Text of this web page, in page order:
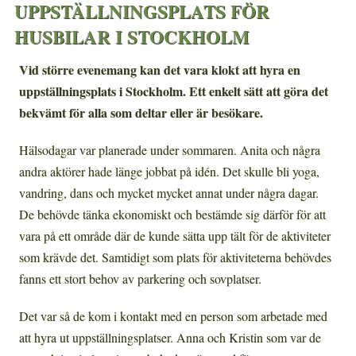
UPPSTÄLLNINGSPLATS FÖR
HUSBILAR I STOCKHOLM
Vid större evenemang kan det vara klokt att hyra en
uppställningsplats i Stockholm. Ett enkelt sätt att göra det
bekvämt för alla som deltar eller är besökare.
Hälsodagar var planerade under sommaren. Anita och några
andra aktörer hade länge jobbat på idén. Det skulle bli yoga,
vandring, dans och mycket mycket annat under några dagar.
De behövde tänka ekonomiskt och bestämde sig därför för att
vara på ett område där de kunde sätta upp tält för de aktiviteter
som krävde det. Samtidigt som plats för aktiviteterna behövdes
fanns ett stort behov av parkering och sovplatser.
Det var så de kom i kontakt med en person som arbetade med
att hyra ut uppställningsplatser. Anna och Kristin som var de